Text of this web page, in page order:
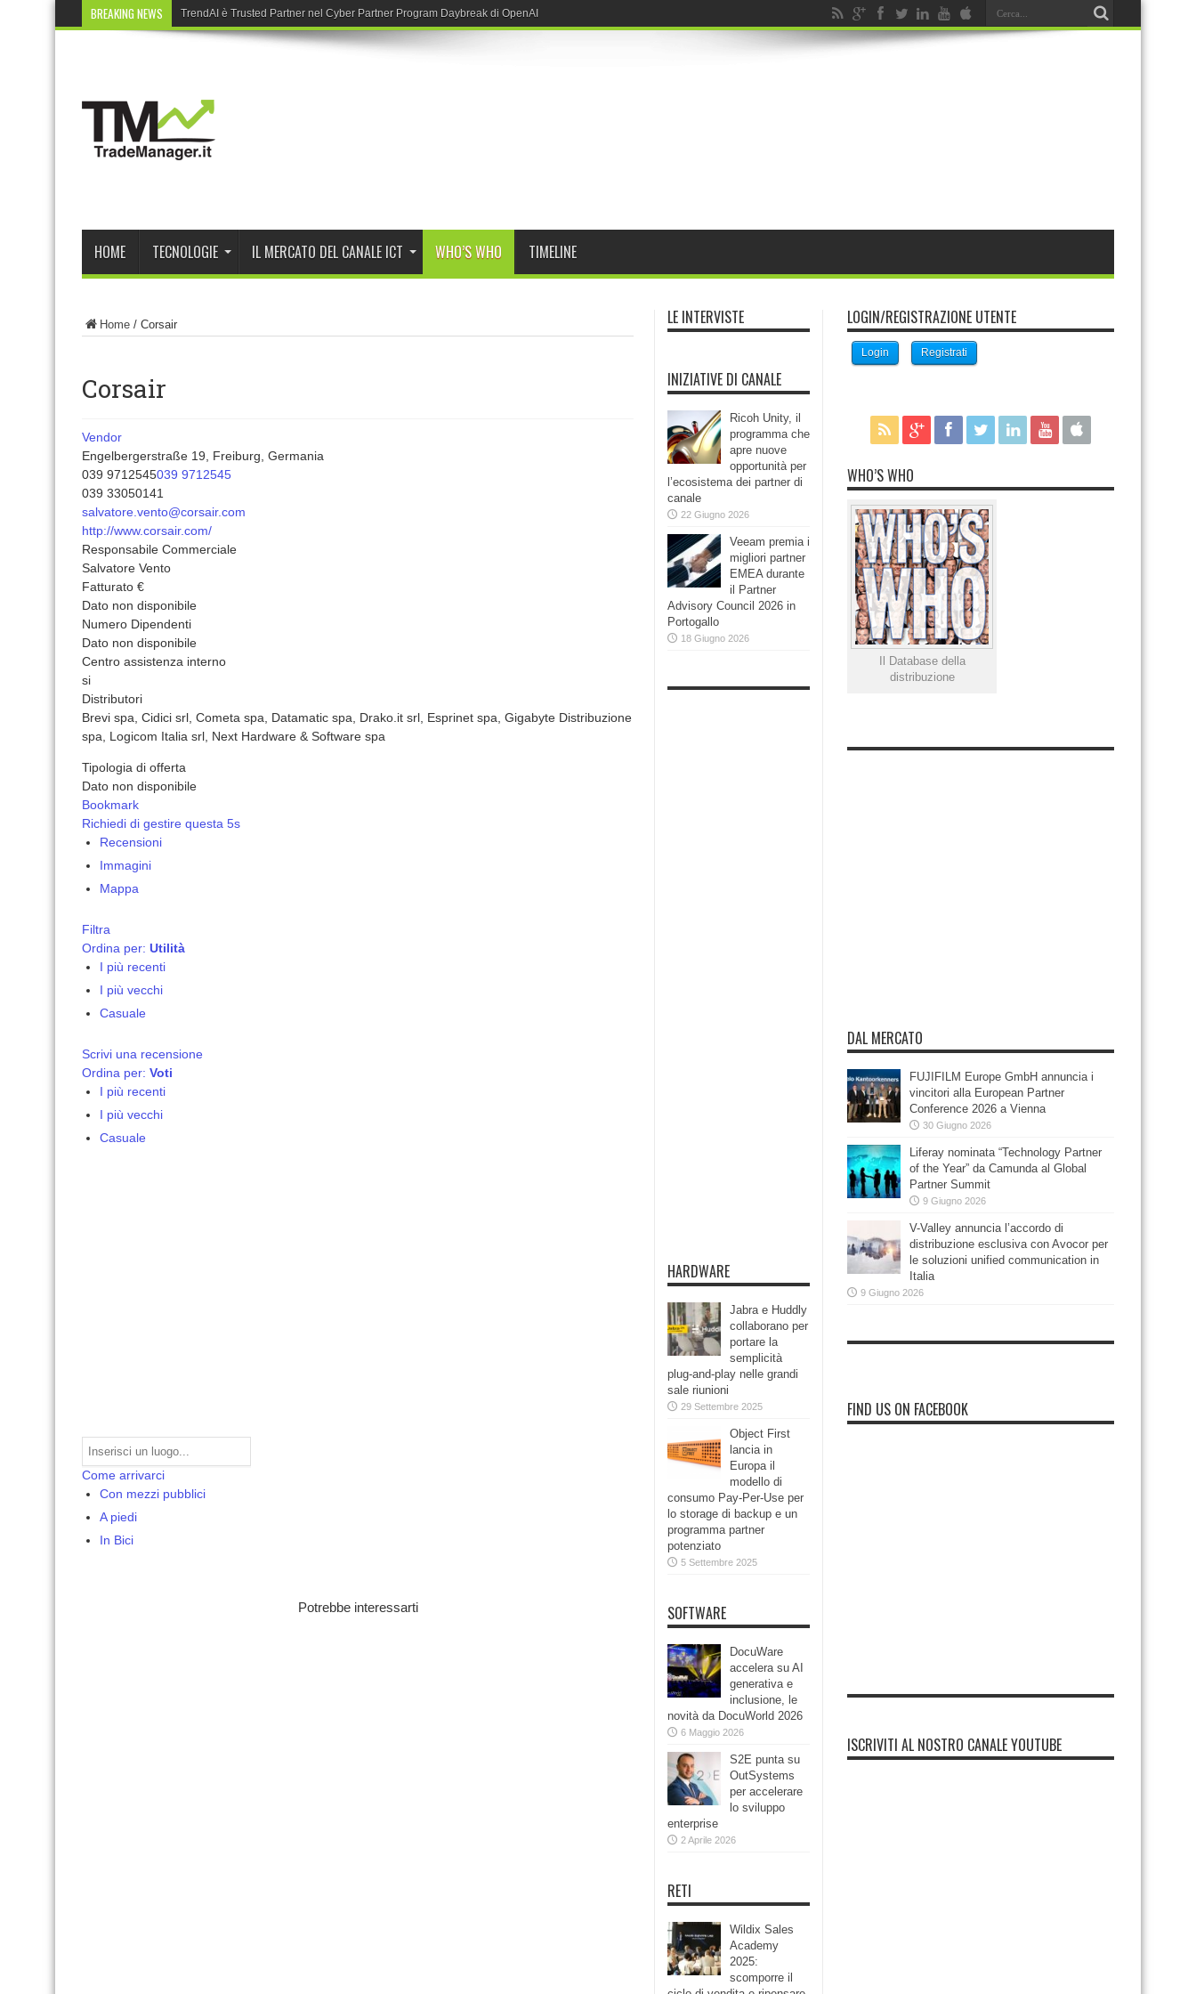
BREAKING NEWS TrendAI è Trusted Partner nel Cyber Partner Program Daybreak di OpenAI
HOME TECNOLOGIE IL MERCATO DEL CANALE ICT WHO’S WHO TIMELINE
Home / Corsair
Corsair
Vendor
Engelbergerstraße 19, Freiburg, Germania
039 9712545039 9712545
039 33050141
salvatore.vento@corsair.com
http://www.corsair.com/
Responsabile Commerciale
Salvatore Vento
Fatturato €
Dato non disponibile
Numero Dipendenti
Dato non disponibile
Centro assistenza interno
si
Distributori
Brevi spa, Cidici srl, Cometa spa, Datamatic spa, Drako.it srl, Esprinet spa, Gigabyte Distribuzione
spa, Logicom Italia srl, Next Hardware & Software spa
Tipologia di offerta
Dato non disponibile
Bookmark
Richiedi di gestire questa 5s
Recensioni
Immagini
Mappa
Filtra
Ordina per: Utilità
I più recenti
I più vecchi
Casuale
Scrivi una recensione
Ordina per: Voti
I più recenti
I più vecchi
Casuale
Come arrivarci
Con mezzi pubblici
A piedi
In Bici
Potrebbe interessarti
LE INTERVISTE
INIZIATIVE DI CANALE
Ricoh Unity, il
programma che
apre nuove
opportunità per
l’ecosistema dei partner di
canale
22 Giugno 2026
Veeam premia i
migliori partner
EMEA durante
il Partner
Advisory Council 2026 in
Portogallo
18 Giugno 2026
HARDWARE
Jabra e Huddly
collaborano per
portare la
semplicità
plug-and-play nelle grandi
sale riunioni
29 Settembre 2025
Object First
lancia in
Europa il
modello di
consumo Pay-Per-Use per
lo storage di backup e un
programma partner
potenziato
5 Settembre 2025
SOFTWARE
DocuWare
accelera su AI
generativa e
inclusione, le
novità da DocuWorld 2026
6 Maggio 2026
S2E punta su
OutSystems
per accelerare
lo sviluppo
enterprise
2 Aprile 2026
RETI
Wildix Sales
Academy
2025:
scomporre il
LOGIN/REGISTRAZIONE UTENTE
Login Registrati
WHO’S WHO
Il Database della
distribuzione
DAL MERCATO
FUJIFILM Europe GmbH annuncia i
vincitori alla European Partner
Conference 2026 a Vienna
30 Giugno 2026
Liferay nominata “Technology Partner
of the Year” da Camunda al Global
Partner Summit
9 Giugno 2026
V-Valley annuncia l’accordo di
distribuzione esclusiva con Avocor per
le soluzioni unified communication in
Italia
9 Giugno 2026
FIND US ON FACEBOOK
ISCRIVITI AL NOSTRO CANALE YOUTUBE